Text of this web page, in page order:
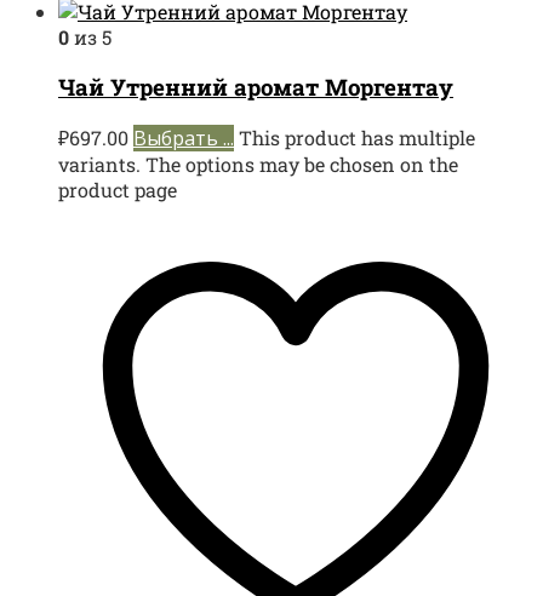
0из 5
Чай Утренний аромат Моргентау
₽697.00 Выбрать ... This product has multiple
variants. The options may be chosen on the
product page